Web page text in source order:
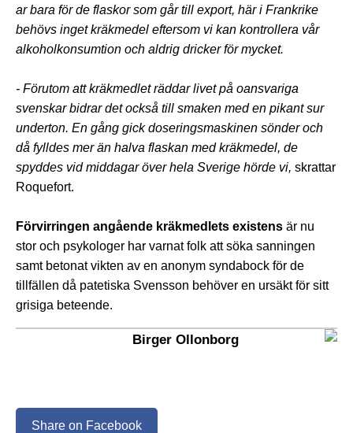
ar bara för de flaskor som går till export, här i Frankrike
behövs inget kräkmedel eftersom vi kan kontrollera vår
alkoholkonsumtion och aldrig dricker för mycket.
- Förutom att kräkmedlet räddar livet på oansvariga
svenskar bidrar det också till smaken med en pikant sur
underton. En gång gick doseringsmaskinen sönder och
då fylldes mer än halva flaskan med kräkmedel, de
spyddes vid middagar över hela Sverige hörde vi, skrattar
Roquefort.
Förvirringen angående kräkmedlets existens är nu
stor och psykologer har varnat folk att söka sanningen
samt betonat vikten av en anonym syndabock för de
tillfällen då patetiska Svensson behöver en ursäkt för sitt
grisiga beteende.
Birger Ollonborg
Share on Facebook